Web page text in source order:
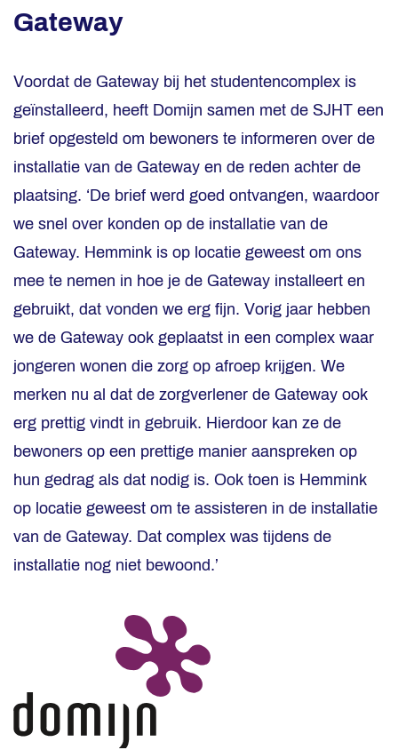
Gateway
Voordat de Gateway bij het studentencomplex is
geïnstalleerd, heeft Domijn samen met de SJHT een
brief opgesteld om bewoners te informeren over de
installatie van de Gateway en de reden achter de
plaatsing. ‘De brief werd goed ontvangen, waardoor
we snel over konden op de installatie van de
Gateway. Hemmink is op locatie geweest om ons
mee te nemen in hoe je de Gateway installeert en
gebruikt, dat vonden we erg fijn. Vorig jaar hebben
we de Gateway ook geplaatst in een complex waar
jongeren wonen die zorg op afroep krijgen. We
merken nu al dat de zorgverlener de Gateway ook
erg prettig vindt in gebruik. Hierdoor kan ze de
bewoners op een prettige manier aanspreken op
hun gedrag als dat nodig is. Ook toen is Hemmink
op locatie geweest om te assisteren in de installatie
van de Gateway. Dat complex was tijdens de
installatie nog niet bewoond.’